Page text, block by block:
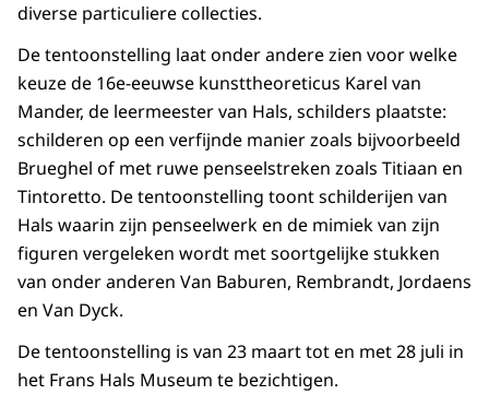
diverse particuliere collecties.
De tentoonstelling laat onder andere zien voor welke
keuze de 16e-eeuwse kunsttheoreticus Karel van
Mander, de leermeester van Hals, schilders plaatste:
schilderen op een verfijnde manier zoals bijvoorbeeld
Brueghel of met ruwe penseelstreken zoals Titiaan en
Tintoretto. De tentoonstelling toont schilderijen van
Hals waarin zijn penseelwerk en de mimiek van zijn
figuren vergeleken wordt met soortgelijke stukken
van onder anderen Van Baburen, Rembrandt, Jordaens
en Van Dyck.
De tentoonstelling is van 23 maart tot en met 28 juli in
het Frans Hals Museum te bezichtigen.